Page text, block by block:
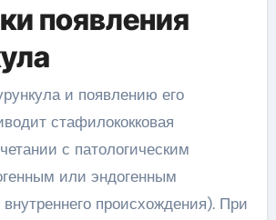
появления
и появлению его
стафилококковая
с патологическим
или эндогенным
происхождения). При